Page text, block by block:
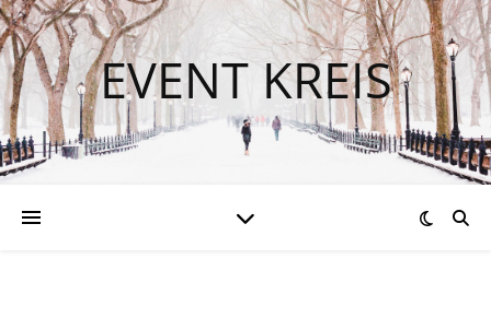
EVENT KREIS